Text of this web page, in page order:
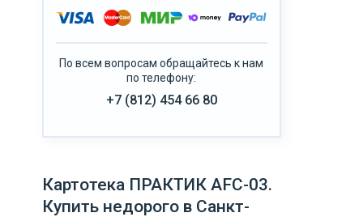
По всем вопросам обращайтесь к нам
по телефону:
+7 (812) 454 66 80
Картотека ПРАКТИК AFC-03.
Купить недорого в Санкт-